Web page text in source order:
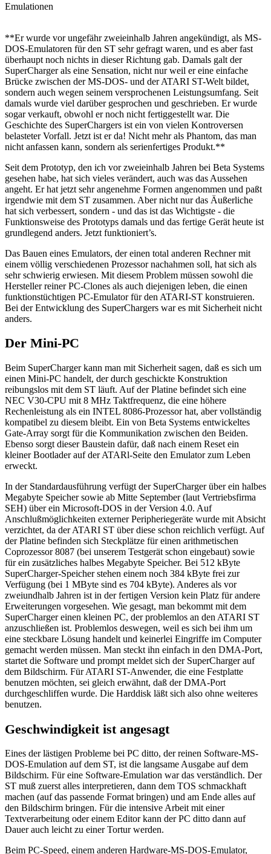
Emulationen
**Er wurde vor ungefähr zweieinhalb Jahren angekündigt, als MS-
DOS-Emulatoren für den ST sehr gefragt waren, und es aber fast
überhaupt noch nichts in dieser Richtung gab. Damals galt der
SuperCharger als eine Sensation, nicht nur weil er eine einfache
Brücke zwischen der MS-DOS- und der ATARI ST-Welt bildet,
sondern auch wegen seinem versprochenen Leistungsumfang. Seit
damals wurde viel darüber gesprochen und geschrieben. Er wurde
sogar verkauft, obwohl er noch nicht fertiggestellt war. Die
Geschichte des SuperChargers ist ein von vielen Kontroversen
belasteter Vorfall. Jetzt ist er da! Nicht mehr als Phantom, das man
nicht anfassen kann, sondern als serienfertiges Produkt.**
Seit dem Prototyp, den ich vor zweieinhalb Jahren bei Beta Systems
gesehen habe, hat sich vieles verändert, auch was das Aussehen
angeht. Er hat jetzt sehr angenehme Formen angenommen und paßt
irgendwie mit dem ST zusammen. Aber nicht nur das Äußerliche
hat sich verbessert, sondern - und das ist das Wichtigste - die
Funktionsweise des Prototyps damals und das fertige Gerät heute ist
grundlegend anders. Jetzt funktioniert’s.
Das Bauen eines Emulators, der einen total anderen Rechner mit
einem völlig verschiedenen Prozessor nachahmen soll, hat sich als
sehr schwierig erwiesen. Mit diesem Problem müssen sowohl die
Hersteller reiner PC-Clones als auch diejenigen leben, die einen
funktionstüchtigen PC-Emulator für den ATARI-ST konstruieren.
Bei der Entwicklung des SuperChargers war es mit Sicherheit nicht
anders.
Der Mini-PC
Beim SuperCharger kann man mit Sicherheit sagen, daß es sich um
einen Mini-PC handelt, der durch geschickte Konstruktion
reibungslos mit dem ST läuft. Auf der Platine befindet sich eine
NEC V30-CPU mit 8 MHz Taktfrequenz, die eine höhere
Rechenleistung als ein INTEL 8086-Prozessor hat, aber vollständig
kompatibel zu diesem bleibt. Ein von Beta Systems entwickeltes
Gate-Array sorgt für die Kommunikation zwischen den Beiden.
Ebenso sorgt dieser Baustein dafür, daß nach einem Reset ein
kleiner Bootlader auf der ATARl-Seite den Emulator zum Leben
erweckt.
In der Standardausführung verfügt der SuperCharger über ein halbes
Megabyte Speicher sowie ab Mitte September (laut Vertriebsfirma
SEH) über ein Microsoft-DOS in der Version 4.0. Auf
Anschlußmöglichkeiten externer Peripheriegeräte wurde mit Absicht
verzichtet, da der ATARI ST über diese schon reichlich verfügt. Auf
der Platine befinden sich Steckplätze für einen arithmetischen
Coprozessor 8087 (bei unserem Testgerät schon eingebaut) sowie
für ein zusätzliches halbes Megabyte Speicher. Bei 512 kByte
SuperCharger-Speicher stehen einem noch 384 kByte frei zur
Verfügung (bei 1 MByte sind es 704 kByte). Anderes als vor
zweiundhalb Jahren ist in der fertigen Version kein Platz für andere
Erweiterungen vorgesehen. Wie gesagt, man bekommt mit dem
SuperCharger einen kleinen PC, der problemlos an den ATARI ST
anzuschließen ist. Problemlos deswegen, weil es sich bei ihm um
eine steckbare Lösung handelt und keinerlei Eingriffe im Computer
gemacht werden müssen. Man steckt ihn einfach in den DMA-Port,
startet die Software und prompt meldet sich der SuperCharger auf
dem Bildschirm. Für ATARI ST-Anwender, die eine Festplatte
benutzen möchten, sei gleich erwähnt, daß der DMA-Port
durchgeschliffen wurde. Die Harddisk läßt sich also ohne weiteres
benutzen.
Geschwindigkeit ist angesagt
Eines der lästigen Probleme bei PC ditto, der reinen Software-MS-
DOS-Emulation auf dem ST, ist die langsame Ausgabe auf dem
Bildschirm. Für eine Software-Emulation war das verständlich. Der
ST muß zuerst alles interpretieren, dann dem TOS schmackhaft
machen (auf das passende Format bringen) und am Ende alles auf
den Bildschirm bringen. Für die intensive Arbeit mit einer
Textverarbeitung oder einem Editor kann der PC ditto dann auf
Dauer auch leicht zu einer Tortur werden.
Beim PC-Speed, einem anderen Hardware-MS-DOS-Emulator,